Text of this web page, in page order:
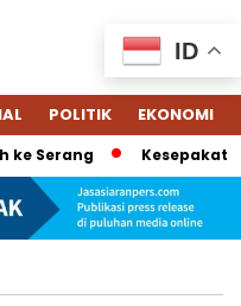
POLITIK EKONOMI
Serang
ID